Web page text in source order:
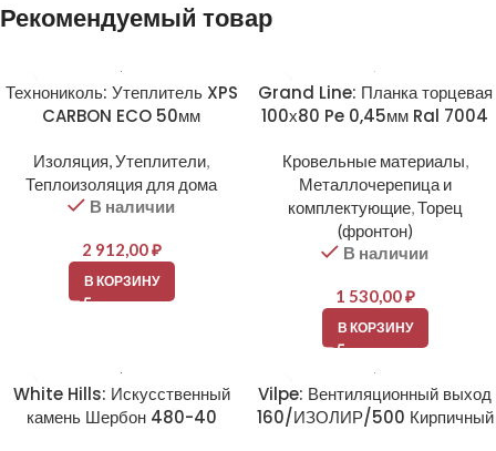
Рекомендуемый товар
Технониколь: Утеплитель XPS
CARBON ECO 50мм
Изоляция, Утеплители,
Теплоизоляция для дома
В наличии
2 912,00₽
В КОРЗИНУ
Grand Line: Планка торцевая
100х80 Pe 0,45мм Ral 7004
Кровельные материалы,
Металлочерепица и
комплектующие,Торец
(фронтон)
В наличии
1 530,00₽
В КОРЗИНУ
White Hills: Искусственный
камень Шербон 480-40
Vilpe: Вентиляционный выход
160/ИЗОЛИР/500 Кирпичный